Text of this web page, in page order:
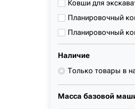
HITACHI
HYUNDAI
JCB
KOBELCO
Ковши для
Планировочный
Планировочный
Скальный ковш
Траншейный ковш
Усиленный ковш
Наличие
Только товары в
Масса базовой